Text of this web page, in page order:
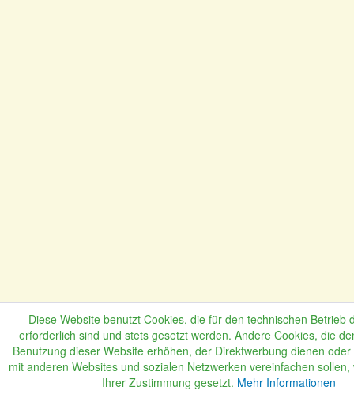
Diese Website benutzt Cookies, die für den technischen Betrieb
erforderlich sind und stets gesetzt werden. Andere Cookies, die
Benutzung dieser Website erhöhen, der Direktwerbung dienen
mit anderen Websites und sozialen Netzwerken vereinfachen
Ihrer Zustimmung gesetzt. Mehr Informationen